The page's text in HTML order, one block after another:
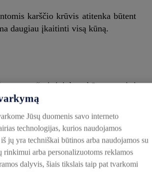
karščio krūvis atitenka būtent
daugiau įkaitinti visą kūną.
vantos“ pirtininkas, kūrenant pirtį
tariant, „neišeitų šiluma“.
šviežio oro. Sugrįžę į pirtį ir vėl
– akcentuoja pirties žinovas.
Jūsų duomenis savo interneto
technologijas, kurios naudojamos
jų yra techniškai būtinos arba naudojamos su
rinkimui arba personalizuotoms reklamos
dalyvis, šiais tikslais taip pat tvarkomi